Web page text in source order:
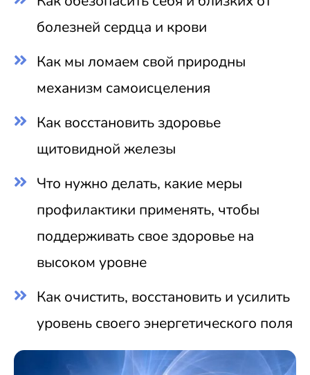
болезней сердца и крови
Как мы ломаем свой природны
механизм самоисцеления
Как восстановить здоровье
щитовидной железы
Что нужно делать, какие меры
профилактики применять, чтобы
поддерживать свое здоровье на
высоком уровне
Как очистить, восстановить и усилить
уровень своего энергетического поля